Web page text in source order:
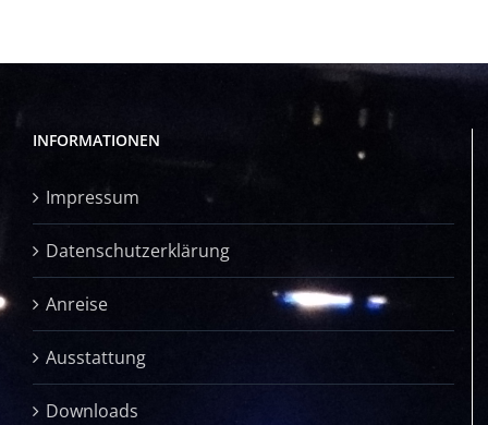
INFORMATIONEN
Impressum
Datenschutzerklärung
Anreise
Ausstattung
Downloads